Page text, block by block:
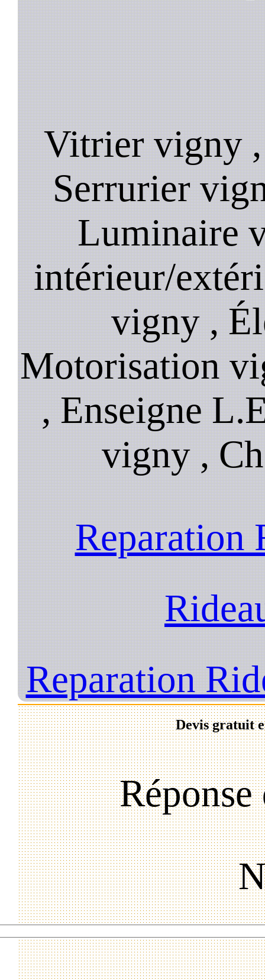
Vitrier vigny ,
Serrurier
Luminaire
intérieur/
vigny ,
Motorisation
, Enseigne
vigny ,
Reparation
Reparation
Devis gratuit